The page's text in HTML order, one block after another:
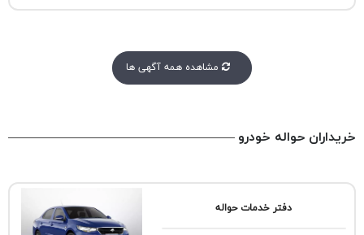
مشاهده همه آگهی ها
خریداران حواله خودرو
دفتر خدمات حواله